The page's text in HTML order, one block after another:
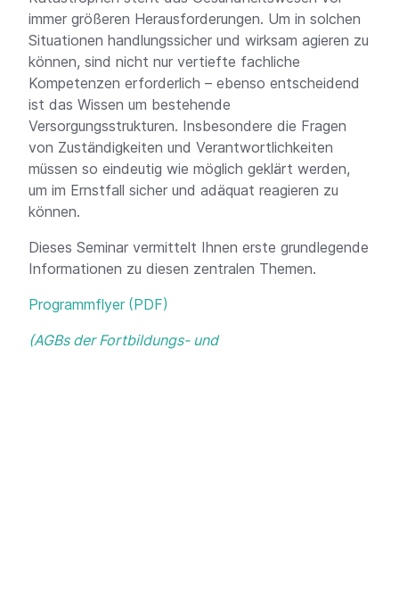
immer größeren Herausforderungen. Um in solchen
Situationen handlungssicher und wirksam agieren zu
können, sind nicht nur vertiefte fachliche
Kompetenzen erforderlich – ebenso entscheidend
ist das Wissen um bestehende
Versorgungsstrukturen. Insbesondere die Fragen
von Zuständigkeiten und Verantwortlichkeiten
müssen so eindeutig wie möglich geklärt werden,
um im Ernstfall sicher und adäquat reagieren zu
können.
Dieses Seminar vermittelt Ihnen erste grundlegende
Informationen zu diesen zentralen Themen.
Programmflyer
(AGBs der Fortbildungs- und